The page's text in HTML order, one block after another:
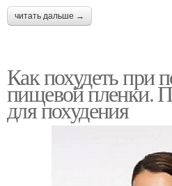
читать дальше →
Как похудеть при
пищевой пленки.
для похудения